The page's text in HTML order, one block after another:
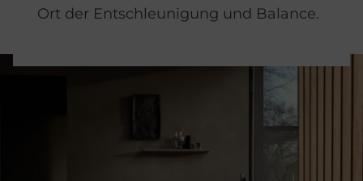
Ort der Entschleunigung und Balance.